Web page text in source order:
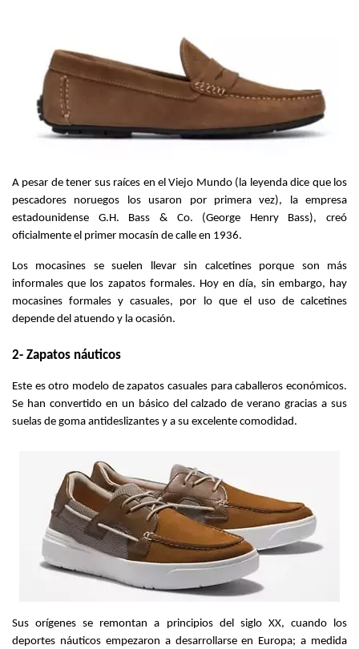
A pesar de tener sus raíces en el Viejo Mundo (la leyenda dice que los
pescadores noruegos los usaron por primera vez), la empresa
estadounidense G.H. Bass & Co. (George Henry Bass), creó
oficialmente el primer mocasín de calle en 1936.
Los mocasines se suelen llevar sin calcetines porque son más
informales que los zapatos formales. Hoy en día, sin embargo, hay
mocasines formales y casuales, por lo que el uso de calcetines
depende del atuendo y la ocasión.
2- Zapatos náuticos
Este es otro modelo de zapatos casuales para caballeros económicos.
Se han convertido en un básico del calzado de verano gracias a sus
suelas de goma antideslizantes y a su excelente comodidad.
Sus orígenes se remontan a principios del siglo XX, cuando los
deportes náuticos empezaron a desarrollarse en Europa; a medida